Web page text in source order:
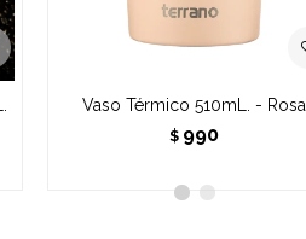
Vaso Térmico 510mL. - Rosa
$ 990